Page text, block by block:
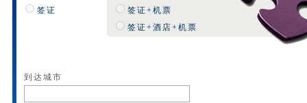
签证
签证+机票
签证+酒店+机票
到达城市